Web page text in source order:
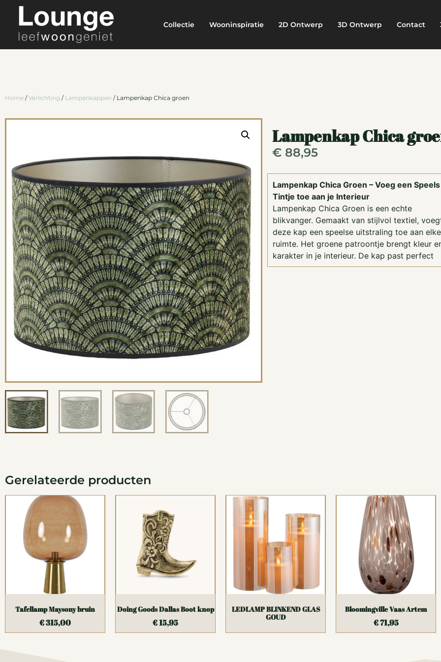
Collectie Wooninspiratie 2D Ontwerp 3D Ontwerp Contact
Home /Verlichting / Lampenkappen / Lampenkap Chica groen
Lampenkap Chica
€88,95
Lampenkap Chica Groen – Voeg een Speels
Tintje toe aan je Interieur
Lampenkap Chica Groen is een echte
blikvanger. Gemaakt van stijlvol textiel,
deze kap een speelse uitstraling toe aan elke
ruimte. Het groene patroontje brengt kleur
karakter in je interieur. De kap past perfect
Gerelateerde producten
Tafellamp Maysony bruin
€315,00
Doing Goods Dallas Boot knop
€15,95
LEDLAMP BLINKEND GLAS
GOUD
Bloomingville Vaas Artem
€71,95